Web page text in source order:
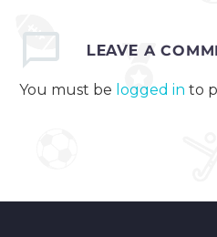
LEAVE A
You must be logged in to